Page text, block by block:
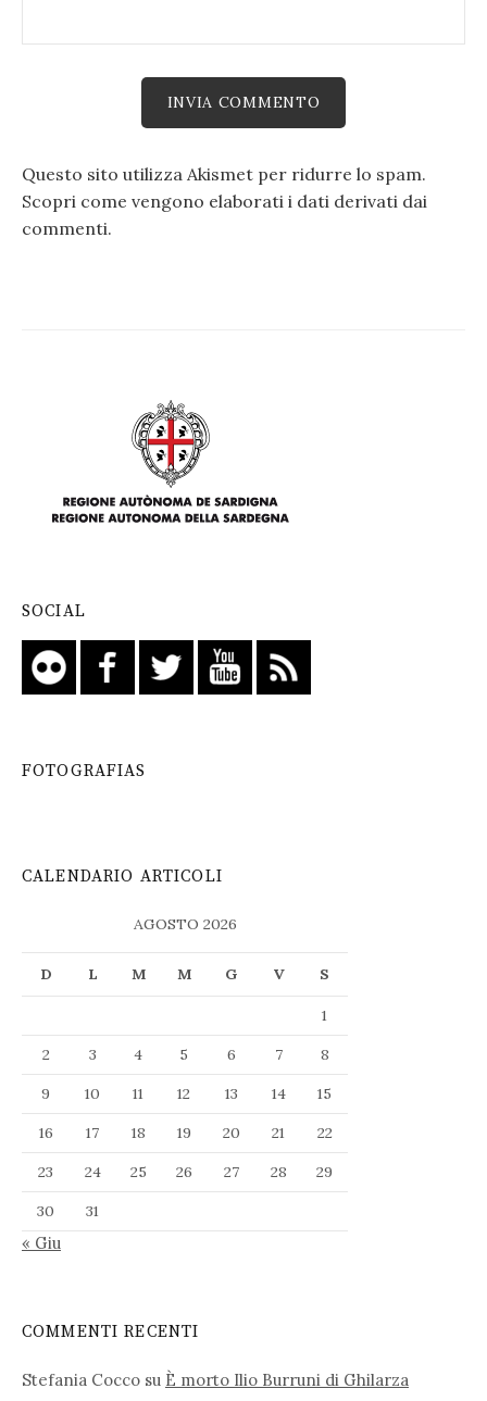
Questo sito utilizza Akismet per ridurre lo spam.
Scopri come vengono elaborati i dati derivati dai
commenti.
SOCIAL
FOTOGRAFIAS
CALENDARIO ARTICOLI
AGOSTO 2026
D L M M G V S
1
2
3 4 5 6 7
8
9
10 11 12 13 14
15
16
17 18 19 20 21
22
23
24 25 26 27 28
29
30
31
« Giu
COMMENTI RECENTI
Stefania Cocco su È morto Ilio Burruni di Ghilarza